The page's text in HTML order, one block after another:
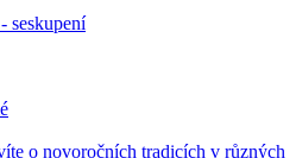
seskupení
o novoročních tradicích v různých